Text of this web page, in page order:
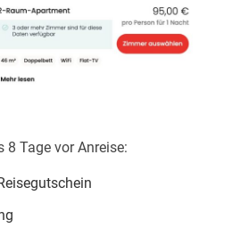
8 Tage vor Anreise: